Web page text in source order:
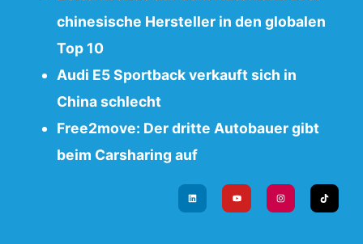
chinesische Hersteller in den globalen
Top 10
Audi E5 Sportback verkauft sich in
China schlecht
Free2move: Der dritte Autobauer gibt
beim Carsharing auf